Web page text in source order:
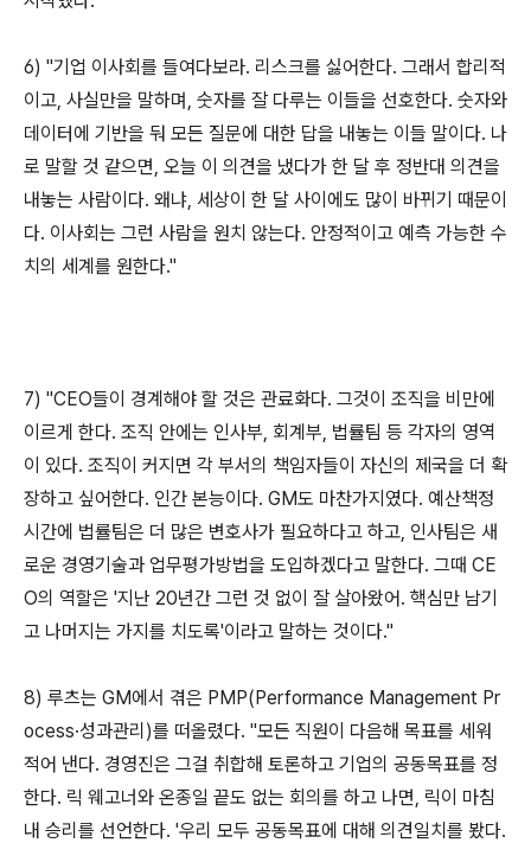
6) "기업 이사회를 들여다보라. 리스크를 싫어한다. 그래서 합리적
이고, 사실만을 말하며, 숫자를 잘 다루는 이들을 선호한다. 숫자와
데이터에 기반을 둬 모든 질문에 대한 답을 내놓는 이들 말이다. 나
로 말할 것 같으면, 오늘 이 의견을 냈다가 한 달 후 정반대 의견을
내놓는 사람이다. 왜냐, 세상이 한 달 사이에도 많이 바뀌기 때문이
다. 이사회는 그런 사람을 원치 않는다. 안정적이고 예측 가능한 수
치의 세계를 원한다."
7) "CEO들이 경계해야 할 것은 관료화다. 그것이 조직을 비만에
이르게 한다. 조직 안에는 인사부, 회계부, 법률팀 등 각자의 영역
이 있다. 조직이 커지면 각 부서의 책임자들이 자신의 제국을 더 확
장하고 싶어한다. 인간 본능이다. GM도 마찬가지였다. 예산책정
시간에 법률팀은 더 많은 변호사가 필요하다고 하고, 인사팀은 새
로운 경영기술과 업무평가방법을 도입하겠다고 말한다. 그때 CE
O의 역할은 '지난 20년간 그런 것 없이 잘 살아왔어. 핵심만 남기
고 나머지는 가지를 치도록'이라고 말하는 것이다."
8) 루츠는 GM에서 겪은 PMP(Performance Management Pr
ocess·성과관리)를 떠올렸다. "모든 직원이 다음해 목표를 세워
적어 낸다. 경영진은 그걸 취합해 토론하고 기업의 공동목표를 정
한다. 릭 웨고너와 온종일 끝도 없는 회의를 하고 나면, 릭이 마침
내 승리를 선언한다. '우리 모두 공동목표에 대해 의견일치를 봤다.